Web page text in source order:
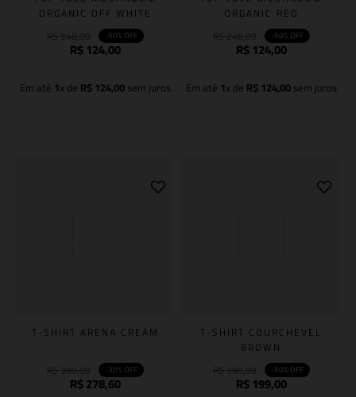
ORGANIC OFF WHITE
-50% OFF
R$124,00
Em até 1x de R$124,00sem juros
ORGANIC RED
-50% OFF
R$124,00
Em até 1x de R$124,00sem juros
T-SHIRT ARENA CREAM
-30% OFF
R$278,60
T-SHIRT COURCHEVEL
BROWN
-50% OFF
R$199,00